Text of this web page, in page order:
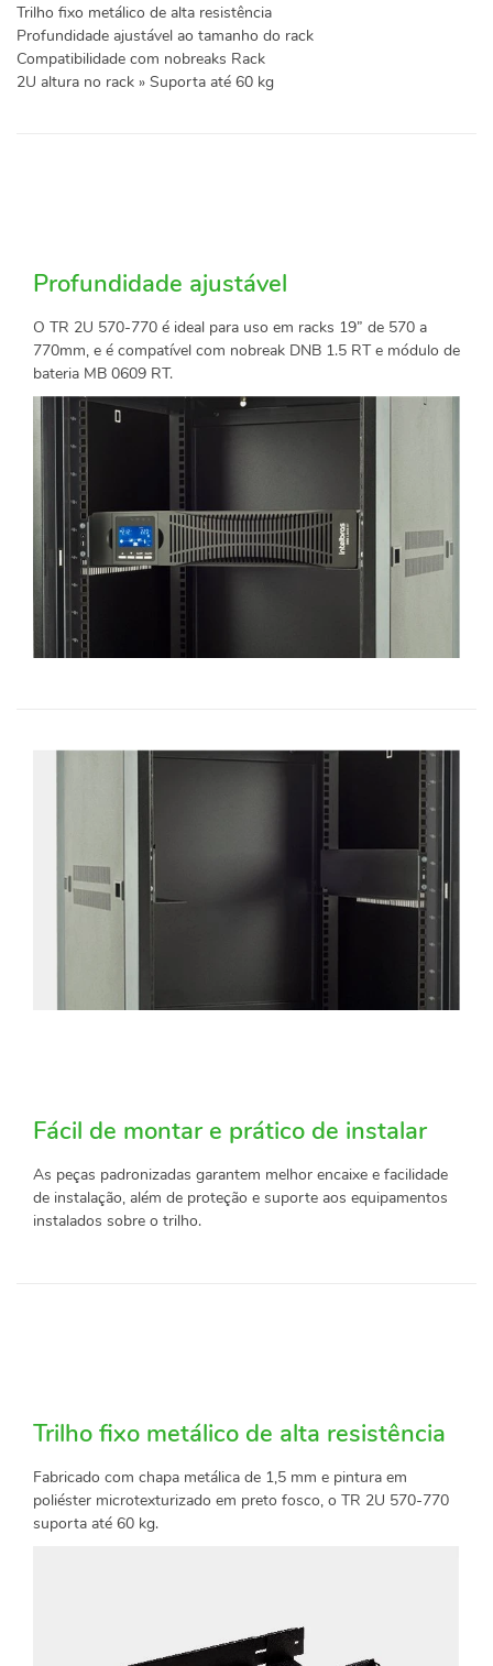
Trilho fixo metálico de alta resistência
Profundidade ajustável ao tamanho do rack
Compatibilidade com nobreaks Rack
2U altura no rack » Suporta até 60 kg
Profundidade ajustável
O TR 2U 570-770 é ideal para uso em racks 19” de 570 a
770mm, e é compatível com nobreak DNB 1.5 RT e módulo de
bateria MB 0609 RT.
Fácil de montar e prático de instalar
As peças padronizadas garantem melhor encaixe e facilidade
de instalação, além de proteção e suporte aos equipamentos
instalados sobre o trilho.
Trilho fixo metálico de alta resistência
Fabricado com chapa metálica de 1,5 mm e pintura em
poliéster microtexturizado em preto fosco, o TR 2U 570-770
suporta até 60 kg.